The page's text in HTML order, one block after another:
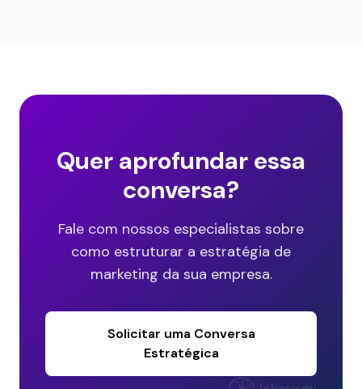
Quer aprofundar essa
conversa?
Fale com nossos especialistas sobre
como estruturar a estratégia de
marketing da sua empresa.
Solicitar uma Conversa
Estratégica